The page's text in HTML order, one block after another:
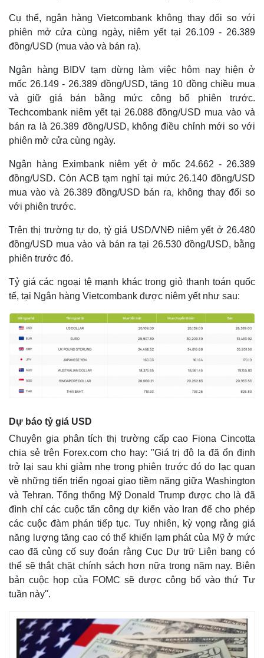
Kinh tế
Bất động sản
Khởi nghiệp
Giá vàng
Tiêu dùng
Tỷ giá
Cụ thể, ngân hàng Vietcombank không thay đổi so với
phiên mở cửa cùng ngày, niêm yết tại 26.109 - 26.389
đồng/USD (mua vào và bán ra).
Ngân hàng BIDV tạm dừng làm việc hôm nay hiện ở
mốc 26.149 - 26.389 đồng/USD, tăng 10 đồng chiều mua
và giữ giá bán bằng mức công bố phiên trước.
Techcombank niêm yết tại 26.088 đồng/USD mua vào và
bán ra là 26.389 đồng/USD, không điều chỉnh mới so với
phiên mở cửa cùng ngày.
Ngân hàng Eximbank niêm yết ở mốc 24.662 - 26.389
đồng/USD. Còn ACB tạm nghỉ tại mức 26.140 đồng/USD
mua vào và 26.389 đồng/USD bán ra, không thay đổi so
với phiên trước.
Trên thị trường tự do, tỷ giá USD/VNĐ niêm yết ở 26.480
đồng/USD mua vào và bán ra tại 26.530 đồng/USD, bằng
phiên trước đó.
Tỷ giá các ngoại tệ mạnh khác trong giỏ thanh toán quốc
tế, tại Ngân hàng Vietcombank được niêm yết như sau:
Dự báo tỷ giá USD
Chuyên gia phân tích thị trường cấp cao Fiona Cincotta
chia sẻ trên Forex.com cho hay: "Giá trị đô la đã ổn định
trở lại sau khi giảm nhẹ trong phiên trước đó do lạc quan
về những tiến triển ngoại giao tiềm năng giữa Washington
và Tehran. Tổng thống Mỹ Donald Trump được cho là đã
đình chỉ các cuộc tấn công dự kiến ​​vào Iran để cho phép
các cuộc đàm phán tiếp tục. Tuy nhiên, kỳ vọng rằng giá
năng lượng tăng cao có thể khiến lạm phát của Mỹ ở mức
cao đã củng cố suy đoán rằng Cục Dự trữ Liên bang có
thể sẽ thắt chặt chính sách hơn nữa trong năm nay. Biên
bản cuộc họp của FOMC sẽ được công bố vào thứ Tư
tuần này".